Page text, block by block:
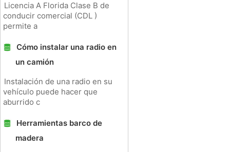
Licencia A Florida Clase B de
conducir comercial (CDL )
permite a
Cómo instalar una radio en
un camión
Instalación de una radio en su
vehículo puede hacer que
aburrido c
Herramientas barco de
madera